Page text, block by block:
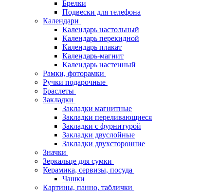
Брелки
Подвески для телефона
Календари
Календарь настольный
Календарь перекидной
Календарь плакат
Календарь-магнит
Календарь настенный
Рамки, фоторамки
Ручки подарочные
Браслеты
Закладки
Закладки магнитные
Закладки переливающиеся
Закладки с фурнитурой
Закладки двуслойные
Закладки двухсторонние
Значки
Зеркальце для сумки
Керамика, сервизы, посуда
Чашки
Картины, панно, таблички